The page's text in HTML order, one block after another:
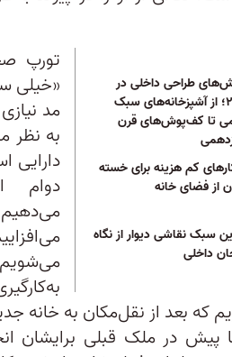
طراحی داخلی در
۲۰۲۴؛ از آشپزخانه‌های سبک
تا کف‌پوش‌های قرن
کم هزینه برای خسته
از فضای خانه
سبک نقاشی دیوار از نگاه
داخلی
تورپ
«خیلی
مد
به نظر
دارایی
دوام
که بعد از نقل‌مکان به خانه
در ملک قبلی‌ برایشان